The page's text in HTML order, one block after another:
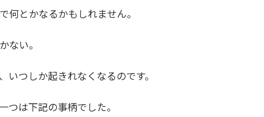
何とかなるかもしれません。
ない。
つしか起きれなくなるのです。
つは下記の事柄でした。